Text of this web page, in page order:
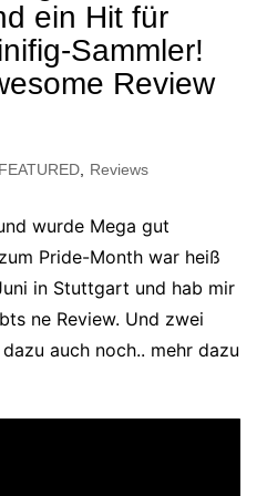
ein Hit für
Sammler!
Review
FEATURED, Reviews
wurde Mega gut
Pride-Month war heiß
in Stuttgart und hab mir
ne Review. Und zwei
auch noch.. mehr dazu